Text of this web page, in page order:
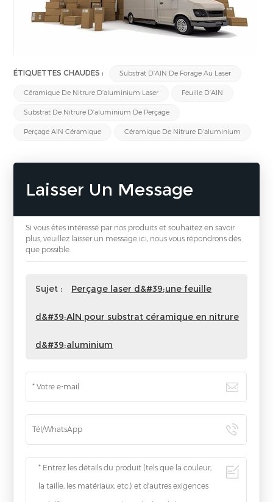
ÉTIQUETTES CHAUDES : Substrat D'AlN De Forage Au Laser
Céramique De Nitrure D'aluminium Laser Feuille D'AlN
Substrat De Nitrure D'aluminium De Perçage
Perçage AlN Céramique Céramique De Nitrure D'aluminium
Laisser Un Message
Si vous êtes intéressé par nos produits et souhaitez en savoir
plus, veuillez laisser un message ici, nous vous répondrons dès
que possible.
Sujet : Perçage laser d&#39;une feuille
d&#39;AlN pour substrat céramique en nitrure
d&#39;aluminium